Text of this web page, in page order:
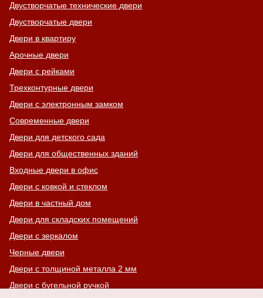
Двустворчатые технические двери
Двустворчатые двери
Двери в квартиру
Арочные двери
Двери с рейками
Трехконтурные двери
Двери с электронным замком
Современные двери
Двери для детского сада
Двери для общественных зданий
Входные двери в офис
Двери с ковкой и стеклом
Двери в частный дом
Двери для складских помещений
Двери с зеркалом
Черные двери
Двери с толщиной металла 2 мм
Двери с бугельной ручкой